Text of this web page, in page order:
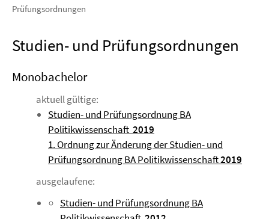
Prüfungsordnungen
Studien- und Prüfungsordnungen
Monobachelor
aktuell gültige:
Studien- und Prüfungsordnung BA
Politikwissenschaft 2019
1. Ordnung zur Änderung der Studien- und
Prüfungsordnung BA Politikwissenschaft2019
ausgelaufene:
Studien- und Prüfungsordnung BA